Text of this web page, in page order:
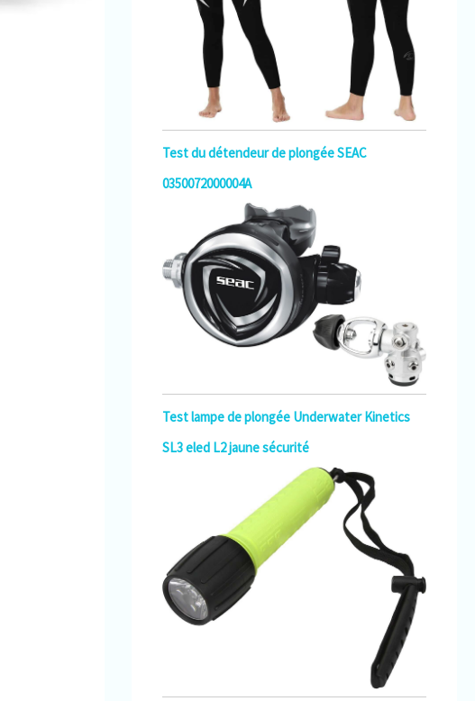
Test du détendeur de plongée SEAC
0350072000004A
Test lampe de plongée Underwater Kinetics
SL3 eled L2 jaune sécurité